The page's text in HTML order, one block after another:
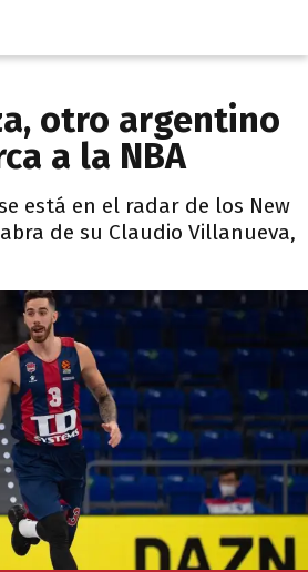
otro argentino
a la NBA
está en el radar de los New
de su Claudio Villanueva,